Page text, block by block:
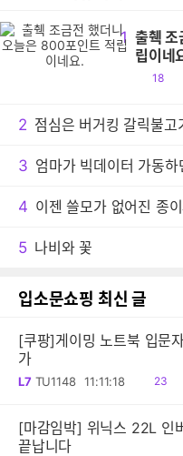
1 출췍
립이네
공
18
2 점심은 버거킹 갈릭불고
3 엄마가 빅데이터 가동하
4 이젠 쓸모가 없어진 종
5 나비와 꽃
입소문쇼핑 최신 글
[쿠팡]게이밍 노트북 입문
가
L7 TU1148 11:11:18
읽
23
[마감임박] 위닉스 22L 인
끝납니다